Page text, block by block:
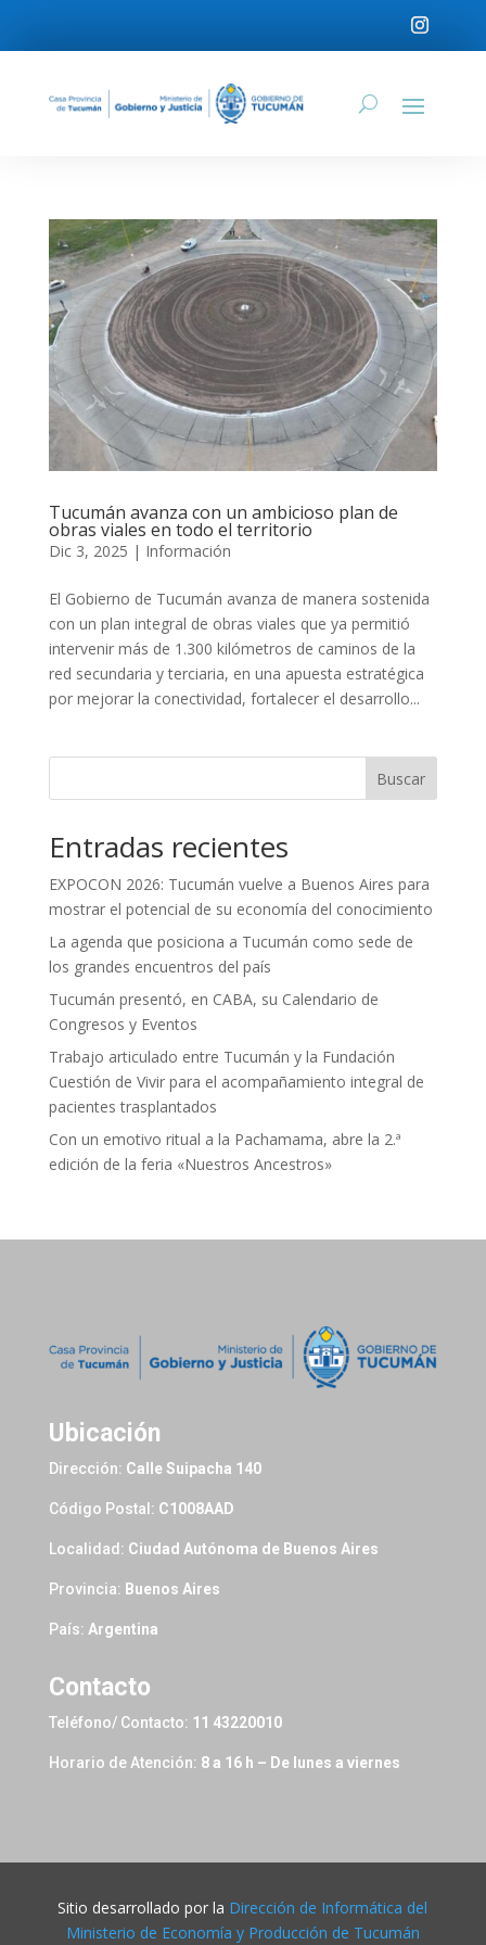
Tucumán avanza con un ambicioso plan de
obras viales en todo el territorio
Dic 3, 2025 | Información
El Gobierno de Tucumán avanza de manera sostenida
con un plan integral de obras viales que ya permitió
intervenir más de 1.300 kilómetros de caminos de la
red secundaria y terciaria, en una apuesta estratégica
por mejorar la conectividad, fortalecer el desarrollo...
Buscar
Entradas recientes
EXPOCON 2026: Tucumán vuelve a Buenos Aires para
mostrar el potencial de su economía del conocimiento
La agenda que posiciona a Tucumán como sede de
los grandes encuentros del país
Tucumán presentó, en CABA, su Calendario de
Congresos y Eventos
Trabajo articulado entre Tucumán y la Fundación
Cuestión de Vivir para el acompañamiento integral de
pacientes trasplantados
Con un emotivo ritual a la Pachamama, abre la 2.ª
edición de la feria «Nuestros Ancestros»
Ubicación
Dirección: Calle Suipacha 140
Código Postal: C1008AAD
Localidad: Ciudad Autónoma de Buenos Aires
Provincia: Buenos Aires
País: Argentina
Contacto
Teléfono/ Contacto: 11 43220010
Horario de Atención: 8 a 16 h – De lunes a viernes
Sitio desarrollado por la Dirección de Informática del
Ministerio de Economía y Producción de Tucumán